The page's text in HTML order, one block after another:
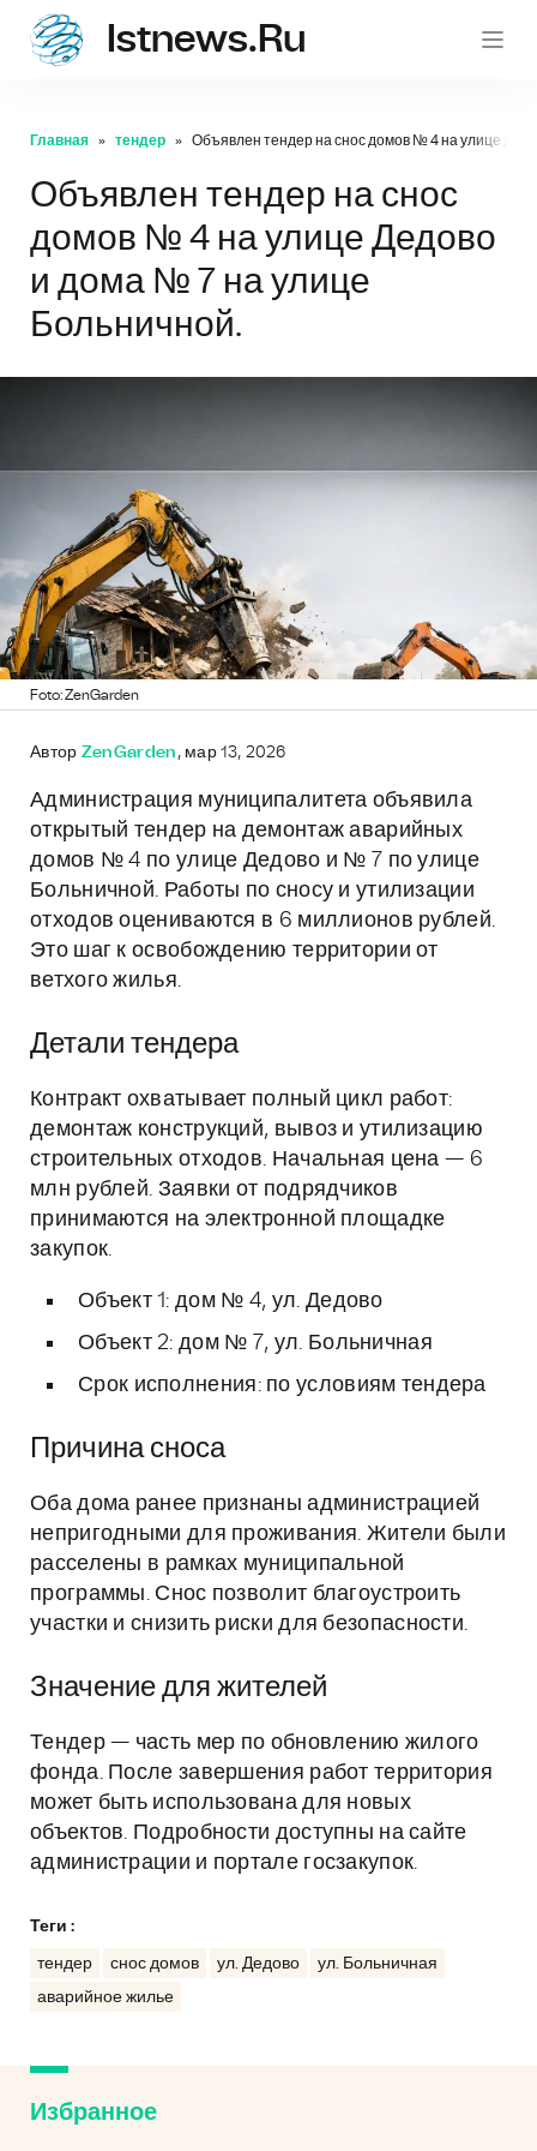
Istnews.ru
Главная тендер Объявлен тендер на снос домов № 4 на улице
Объявлен тендер на снос
домов № 4 на улице Дедово
и дома № 7 на улице
Больничной.
Foto: ZenGarden
Автор ZenGarden , мар 13, 2026
Администрация муниципалитета объявила
открытый тендер на демонтаж аварийных
домов № 4 по улице Дедово и № 7 по улице
Больничной. Работы по сносу и утилизации
отходов оцениваются в 6 миллионов рублей.
Это шаг к освобождению территории от
ветхого жилья.
Детали тендера
Контракт охватывает полный цикл работ:
демонтаж конструкций, вывоз и утилизацию
строительных отходов. Начальная цена — 6
млн рублей. Заявки от подрядчиков
принимаются на электронной площадке
закупок.
Объект 1: дом № 4, ул. Дедово
Объект 2: дом № 7, ул. Больничная
Срок исполнения: по условиям тендера
Причина сноса
Оба дома ранее признаны администрацией
непригодными для проживания. Жители были
расселены в рамках муниципальной
программы. Снос позволит благоустроить
участки и снизить риски для безопасности.
Значение для жителей
Тендер — часть мер по обновлению жилого
фонда. После завершения работ территория
может быть использована для новых
объектов. Подробности доступны на сайте
администрации и портале госзакупок.
Теги :
тендер снос домов ул. Дедово
ул. Больничная
аварийное жилье
Избранное